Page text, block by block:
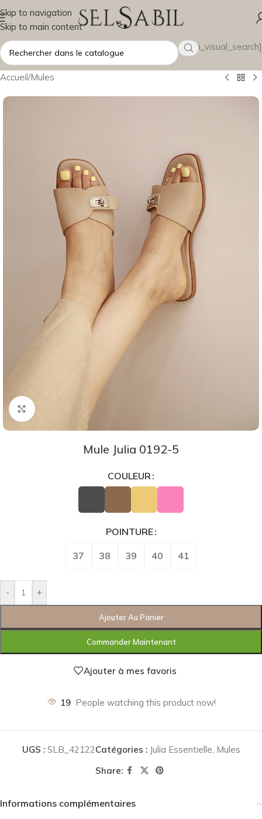
Skip to navigation
Skip to main content
[wsbi_visual_search]
Accueil/Mules
Agrandir
Mule Julia 0192-5
COULEUR
POINTURE
37 38 39 40 41
- +
Ajouter Au Panier
Commander Maintenant
Ajouter à mes favoris
19 People watching this product now!
UGS : SLB_42122Catégories : Julia Essentielle, Mules
Share:
Informations complémentaires